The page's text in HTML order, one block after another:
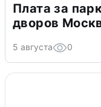
Плата за
дворов
5 августа 0